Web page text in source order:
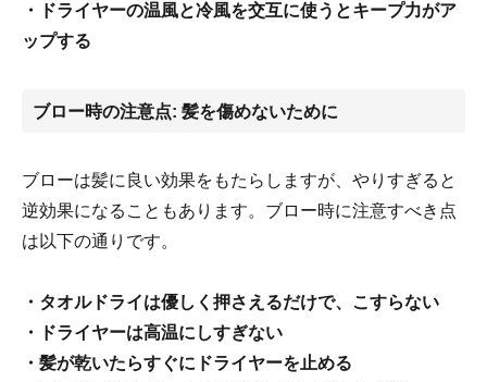
・ドライヤーの温風と冷風を交互に使うとキープ力がア
ップする
ブロー時の注意点: 髪を傷めないために
ブローは髪に良い効果をもたらしますが、やりすぎると
逆効果になることもあります。ブロー時に注意すべき点
は以下の通りです。
・タオルドライは優しく押さえるだけで、こすらない
・ドライヤーは高温にしすぎない
・髪が乾いたらすぐにドライヤーを止める